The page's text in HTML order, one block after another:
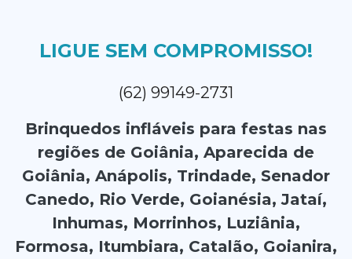
LIGUE SEM COMPROMISSO!
(62) 99149-2731
Brinquedos infláveis para festas nas
regiões de Goiânia, Aparecida de
Goiânia, Anápolis, Trindade, Senador
Canedo, Rio Verde, Goianésia, Jataí,
Inhumas, Morrinhos, Luziânia,
Formosa, Itumbiara, Catalão, Goianira,